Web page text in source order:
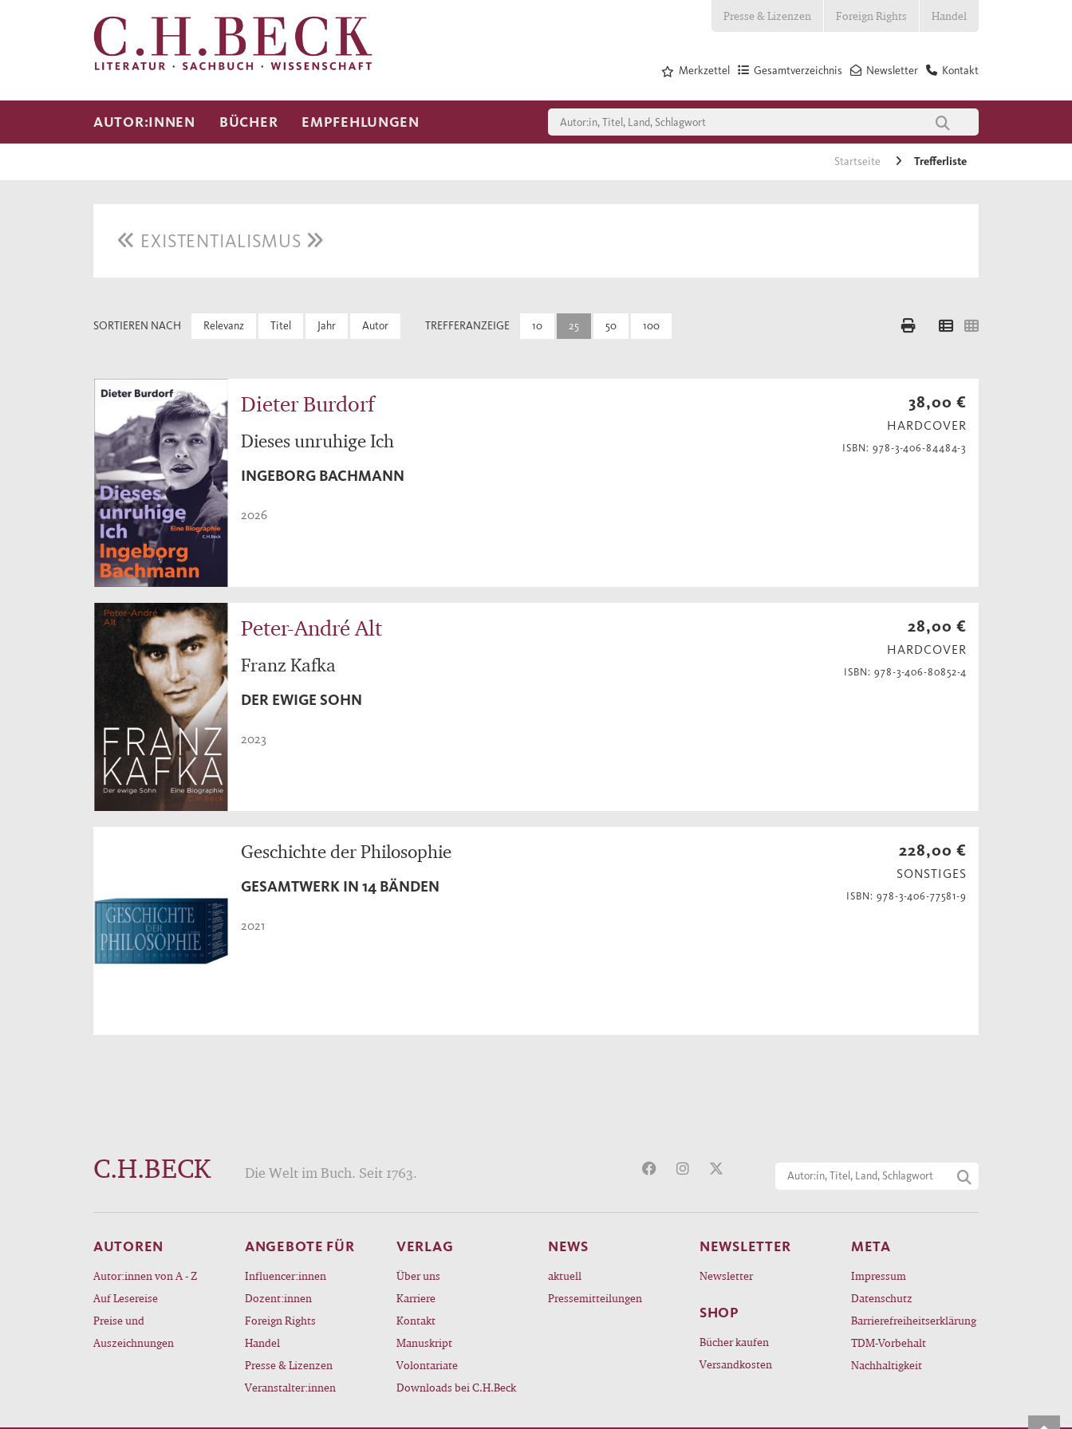
Presse & Lizenzen Foreign Rights Handel
Kontakt
Newsletter
Gesamtverzeichnis
Merkzettel
AUTOR:INNEN BÜCHER EMPFEHLUNGEN
Startseite Trefferliste
EXISTENTIALISMUS
SORTIEREN NACH Relevanz Titel Jahr Autor TREFFERANZEIGE 10 25 50 100
Dieter Burdorf
Dieses unruhige Ich
INGEBORG BACHMANN
2026
38,00 €
HARDCOVER
ISBN: 978-3-406-84484-3
Peter-André Alt
Franz Kafka
DER EWIGE SOHN
2023
28,00 €
HARDCOVER
ISBN: 978-3-406-80852-4
Geschichte der Philosophie
GESAMTWERK IN 14 BÄNDEN
2021
228,00 €
SONSTIGES
ISBN: 978-3-406-77581-9
C.H.BECK Die Welt im Buch. Seit 1763.
AUTOREN
Autor:innen von A - Z
Auf Lesereise
Preise und
Auszeichnungen
ANGEBOTE FÜR
Influencer:innen
Dozent:innen
Foreign Rights
Handel
Presse & Lizenzen
Veranstalter:innen
VERLAG
Über uns
Karriere
Kontakt
Manuskript
Volontariate
Downloads bei C.H.Beck
NEWS
aktuell
Pressemitteilungen
NEWSLETTER
Newsletter
SHOP
Bücher kaufen
Versandkosten
META
Impressum
Datenschutz
Barrierefreiheitserklärung
TDM-Vorbehalt
Nachhaltigkeit